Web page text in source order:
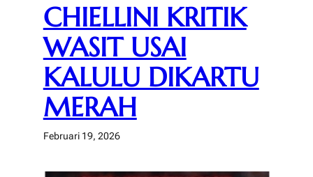
CHIELLINI KRITIK
WASIT USAI
KALULU DIKARTU
MERAH
Februari 19, 2026